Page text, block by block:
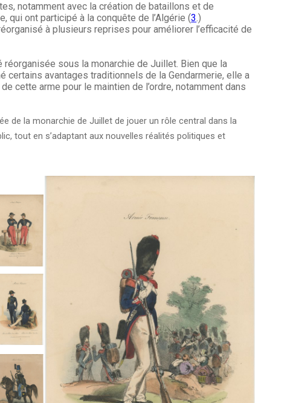
notamment avec la création de bataillons et de
qui ont participé à la conquête de l’Algérie (3.)
à plusieurs reprises pour améliorer l’efficacité de
réorganisée sous la monarchie de Juillet. Bien que la
certains avantages traditionnels de la Gendarmerie, elle a
cette arme pour le maintien de l’ordre, notamment dans
de la monarchie de Juillet de jouer un rôle central dans la
tout en s’adaptant aux nouvelles réalités politiques et